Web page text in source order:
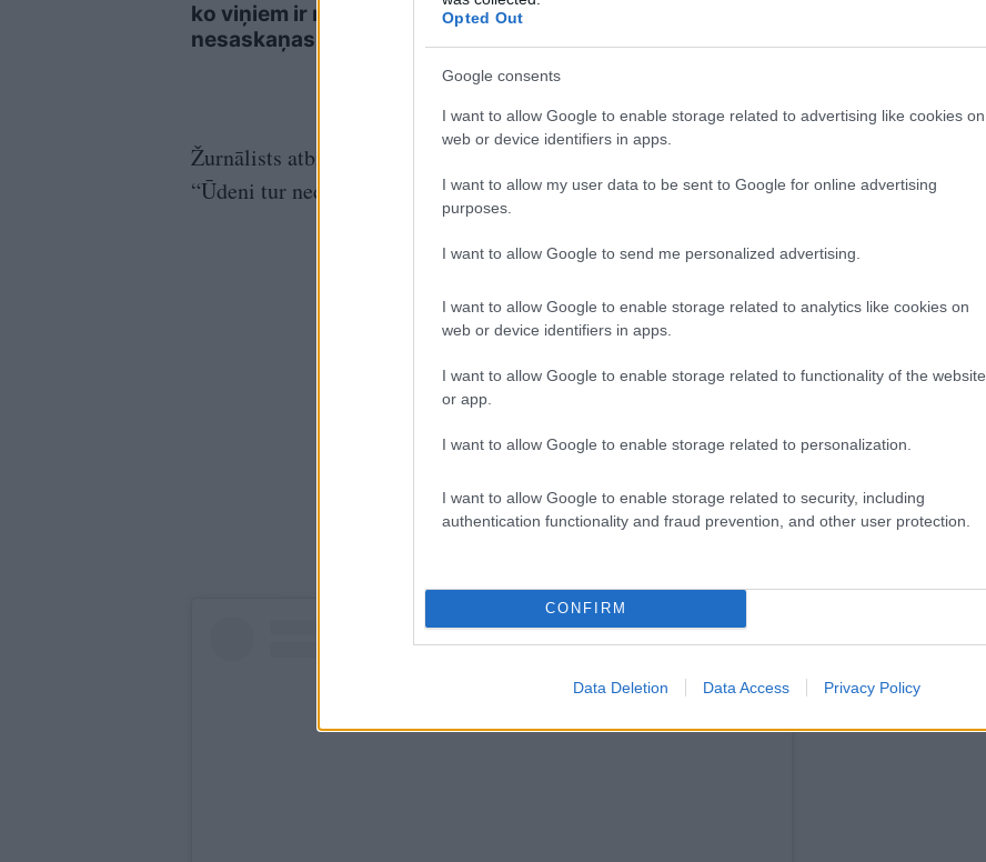
Opted Out
Google consents
I want to allow Google to enable storage related to advertising like cookies on
web or device identifiers in apps.
I want to allow my user data to be sent to Google for online advertising
purposes.
I want to allow Google to send me personalized advertising.
I want to allow Google to enable storage related to analytics like cookies on
web or device identifiers in apps.
I want to allow Google to enable storage related to functionality of the website
or app.
I want to allow Google to enable storage related to personalization.
I want to allow Google to enable storage related to security, including
authentication functionality and fraud prevention, and other user protection.
CONFIRM
Data Deletion Data Access Privacy Policy
ko viņiem ir nopietnas
nesaskaņas
Žurnālists atbild, ka tas tiks nokārtots, bet Maestro nosmīn un neliekas mierā:
“Ūdeni tur nedod!”